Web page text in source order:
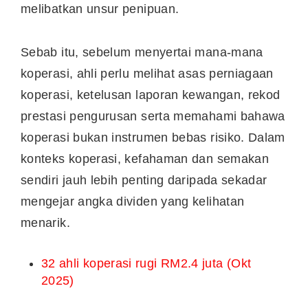
melibatkan unsur penipuan.
Sebab itu, sebelum menyertai mana-mana
koperasi, ahli perlu melihat asas perniagaan
koperasi, ketelusan laporan kewangan, rekod
prestasi pengurusan serta memahami bahawa
koperasi bukan instrumen bebas risiko. Dalam
konteks koperasi, kefahaman dan semakan
sendiri jauh lebih penting daripada sekadar
mengejar angka dividen yang kelihatan
menarik.
32 ahli koperasi rugi RM2.4 juta (Okt
2025)